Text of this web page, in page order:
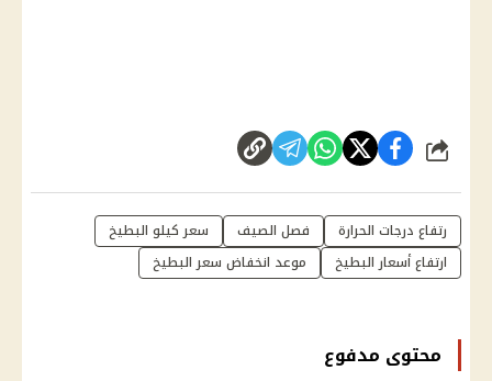
شارك
رتفاع درجات الحرارة فصل الصيف
سعر كيلو البطيخ
ارتفاع أسعار البطيخ
موعد انخفاض سعر البطيخ
محتوى مدفوع